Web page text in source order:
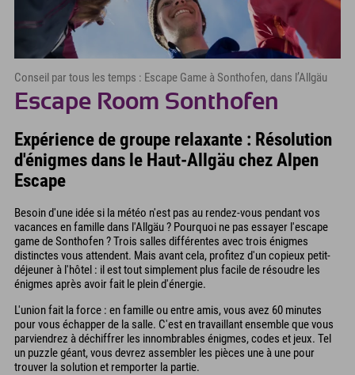
Conseil par tous les temps : Escape Game à Sonthofen, dans l’Allgäu
Escape Room Sonthofen
Expérience de groupe relaxante : Résolution
d'énigmes dans le Haut-Allgäu chez Alpen
Escape
Besoin d'une idée si la météo n'est pas au rendez-vous pendant vos
vacances en famille dans l'Allgäu ? Pourquoi ne pas essayer l'escape
game de Sonthofen ? Trois salles différentes avec trois énigmes
distinctes vous attendent. Mais avant cela, profitez d'un copieux petit-
déjeuner à l'hôtel : il est tout simplement plus facile de résoudre les
énigmes après avoir fait le plein d'énergie.
L'union fait la force : en famille ou entre amis, vous avez 60 minutes
pour vous échapper de la salle. C'est en travaillant ensemble que vous
parviendrez à déchiffrer les innombrables énigmes, codes et jeux. Tel
un puzzle géant, vous devrez assembler les pièces une à une pour
trouver la solution et remporter la partie.